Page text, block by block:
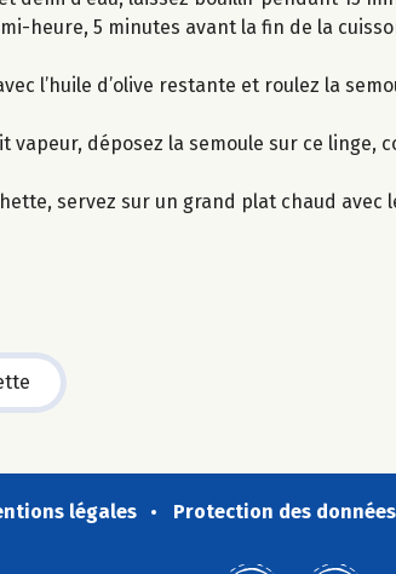
heure, 5 minutes avant la fin de la
l’huile d’olive restante et roulez la
vapeur, déposez la semoule sur ce linge,
servez sur un grand plat chaud avec
légales Protection des données